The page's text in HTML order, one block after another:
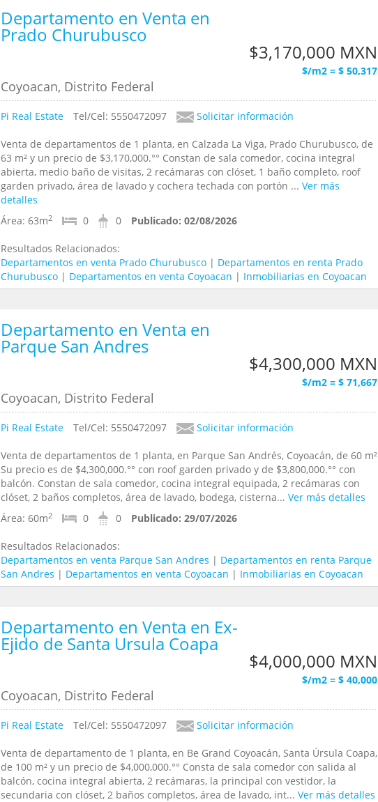
Departamento en Venta en
Prado Churubusco
$3,170,000 MXN
$/m2 = $ 50,317
Coyoacan, Distrito Federal
Pi Real Estate Tel/Cel: 5550472097 Solicitar información
Venta de departamentos de 1 planta, en Calzada La Viga, Prado Churubusco, de
63 m² y un precio de $3,170,000.°° Constan de sala comedor, cocina integral
abierta, medio baño de visitas, 2 recámaras con clóset, 1 baño completo, roof
garden privado, área de lavado y cochera techada con portón ... Ver más
detalles
Área: 63m2 0 0 Publicado: 02/08/2026
Resultados Relacionados:
Departamentos en venta Prado Churubusco | Departamentos en renta Prado
Churubusco | Departamentos en venta Coyoacan | Inmobiliarias en Coyoacan
Departamento en Venta en
Parque San Andres
$4,300,000 MXN
$/m2 = $ 71,667
Coyoacan, Distrito Federal
Pi Real Estate Tel/Cel: 5550472097 Solicitar información
Venta de departamentos de 1 planta, en Parque San Andrés, Coyoacán, de 60 m²
Su precio es de $4,300,000.°° con roof garden privado y de $3,800,000.°° con
balcón. Constan de sala comedor, cocina integral equipada, 2 recámaras con
clóset, 2 baños completos, área de lavado, bodega, cisterna... Ver más detalles
Área: 60m2 0 0 Publicado: 29/07/2026
Resultados Relacionados:
Departamentos en venta Parque San Andres | Departamentos en renta Parque
San Andres | Departamentos en venta Coyoacan | Inmobiliarias en Coyoacan
Departamento en Venta en Ex-
Ejido de Santa Ursula Coapa
$4,000,000 MXN
$/m2 = $ 40,000
Coyoacan, Distrito Federal
Pi Real Estate Tel/Cel: 5550472097 Solicitar información
Venta de departamento de 1 planta, en Be Grand Coyoacán, Santa Úrsula Coapa,
de 100 m² y un precio de $4,000,000.°° Consta de sala comedor con salida al
balcón, cocina integral abierta, 2 recámaras, la principal con vestidor, la
secundaria con clóset, 2 baños completos, área de lavado, int... Ver más detalles